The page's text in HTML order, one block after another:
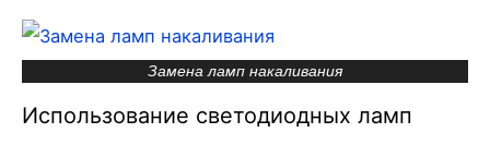
Замена ламп накаливания
Использование светодиодных ламп